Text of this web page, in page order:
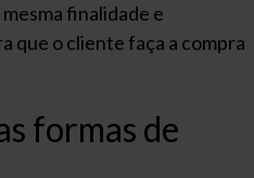
finalidade e
que o cliente faça a compra
formas de